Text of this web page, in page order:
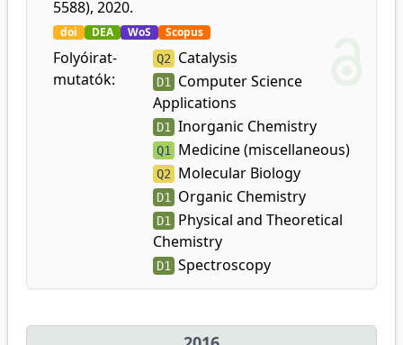
5588), 2020.
doi DEA WoS Scopus
Folyóirat-
mutatók:
Q2 Catalysis
D1
Computer Science
Applications
D1 Inorganic Chemistry
Q1 Medicine (miscellaneous)
Q2 Molecular Biology
D1 Organic Chemistry
D1
Physical and Theoretical
Chemistry
D1 Spectroscopy